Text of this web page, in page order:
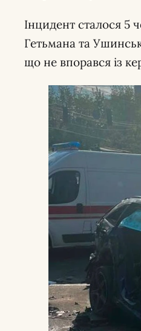
Інцидент сталося 5
Гетьмана та
що не впорався із